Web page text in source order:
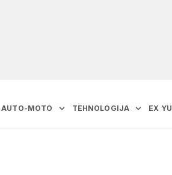
AUTO-MOTO TEHNOLOGIJA EX YU